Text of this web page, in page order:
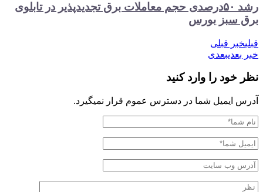
رشد ۵۰درصدی حجم معاملات برق تجدیدپذیر در تابلوی
برق سبز بورس
قبلیخبر قبلی
خبر بعدیبعدی
نظر خود را وارد کنید
آدرس ایمیل شما در دسترس عموم قرار نمیگیرد.